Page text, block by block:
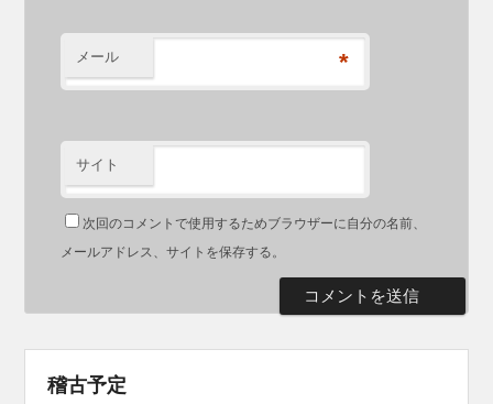
メール *
サイト
次回のコメントで使用するためブラウザーに自分の名前、
メールアドレス、サイトを保存する。
稽古予定